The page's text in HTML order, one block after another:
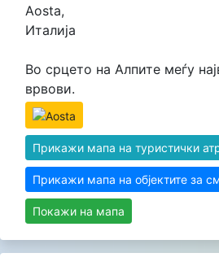
Aosta,
Италија
Во срцето на Алпите меѓу
врвови.
Прикажи мапа на туристички
Прикажи мапа на објектите за
Покажи на мапа